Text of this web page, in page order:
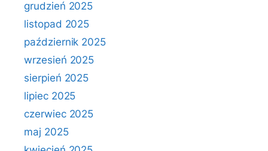
grudzień 2025
listopad 2025
październik 2025
wrzesień 2025
sierpień 2025
lipiec 2025
czerwiec 2025
maj 2025